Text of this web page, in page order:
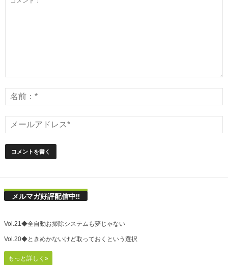
メルマガ好評配信中!!
Vol.21◆全自動お掃除システムも夢じゃない
Vol.20◆ときめかないけど取っておくという選択
もっと詳しく»